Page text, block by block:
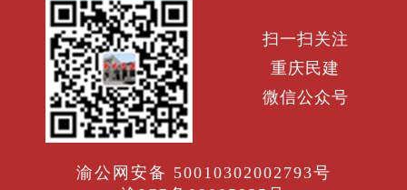
扫一扫关注
重庆民建
微信公众号
渝公网安备 50010302002793号